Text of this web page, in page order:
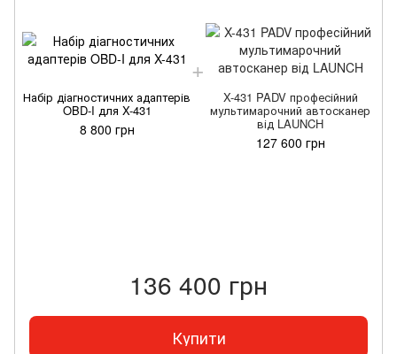
Набір діагностичних адаптерів
OBD-I для X-431
8 800 грн
X-431 PADV професійний
мультимарочний автосканер
від LAUNCH
127 600 грн
136 400 грн
Купити